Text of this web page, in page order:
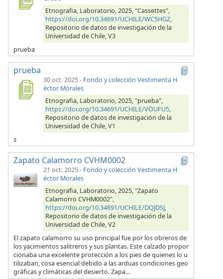
Etnografia, Laboratorio, 2025, "Cassettes",
https://doi.org/10.34691/UCHILE/WC5HGZ,
Repositorio de datos de investigación de la
Universidad de Chile, V3
prueba
prueba
30 oct. 2025- Fondo y colección Vestimenta H
éctor Morales
Etnografia, Laboratorio, 2025, "prueba",
https://doi.org/10.34691/UCHILE/VOUFU5,
Repositorio de datos de investigación de la
Universidad de Chile, V1
s
Zapato Calamorro CVHM0002
21 oct. 2025- Fondo y colección Vestimenta H
éctor Morales
Etnografia, Laboratorio, 2025, "Zapato
Calamorro CVHM0002",
https://doi.org/10.34691/UCHILE/DQJDSJ,
Repositorio de datos de investigación de la
Universidad de Chile, V2
El zapato calamorro su uso principal fue por los obreros de
los yacimientos salitreros y sus plantas. Este calzado propor
cionaba una excelente protección a los pies de quienes lo u
tilizaban, cosa esencial debido a las arduas condiciones geo
gráficas y climáticas del desierto. Zapa...